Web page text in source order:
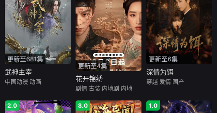
更新至681集
武神主宰
中国动漫 动画
更新至4集
花开锦绣
剧情 古装 内地剧 内地
更新至6集
深情为饵
穿越 爱情 国产
2.0 8.0 1.0